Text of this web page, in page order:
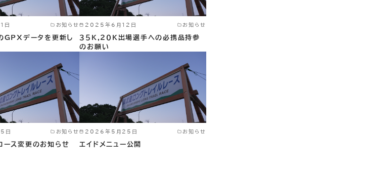
日 お知らせ
GPXデータを更新し
2025年6月12日 お知らせ
３５K,２０K出場選手への必携品持参
のお願い
日 お知らせ
ース変更のお知らせ
2026年5月25日 お知らせ
エイドメニュー公開